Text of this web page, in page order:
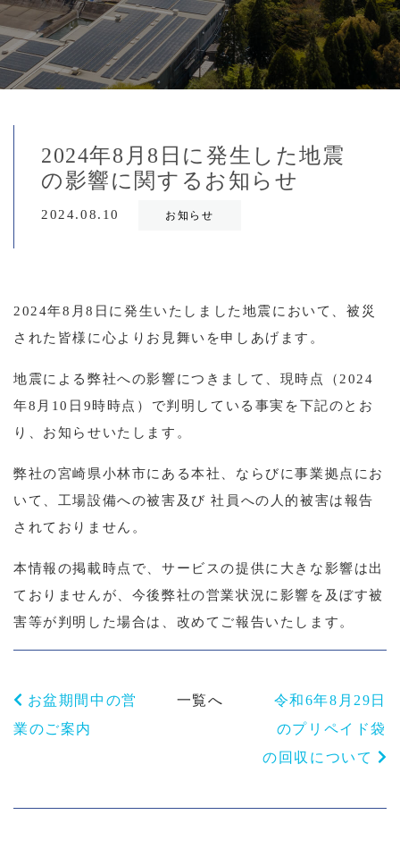
2024年8月8日に発生した地震
の影響に関するお知らせ
2024.08.10 お知らせ
2024年8月8日に発生いたしました地震において、被災
された皆様に心よりお見舞いを申しあげます。
地震による弊社への影響につきまして、現時点（2024
年8月10日9時時点）で判明している事実を下記のとお
り、お知らせいたします。
弊社の宮崎県小林市にある本社、ならびに事業拠点にお
いて、工場設備への被害及び 社員への人的被害は報告
されておりません。
本情報の掲載時点で、サービスの提供に大きな影響は出
ておりませんが、今後弊社の営業状況に影響を及ぼす被
害等が判明した場合は、改めてご報告いたします。
お盆期間中の営
業のご案内
一覧へ
令和6年8月29日
のプリペイド袋
の回収について